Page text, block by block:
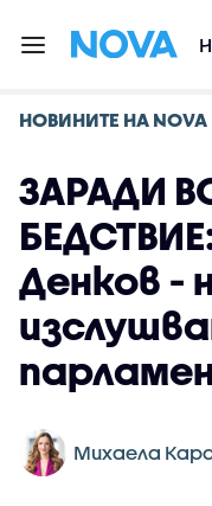
НОВИНИТЕ НА NOVA
ЗАРАДИ
Денков -
Михаела